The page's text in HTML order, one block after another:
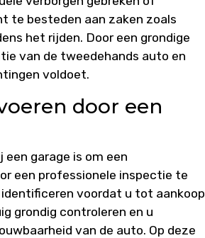
te besteden aan zaken zoals
het rijden. Door een grondige
van de tweedehands auto en
voldoet.
door een
garage is om een
een professionele inspectie te
voordat u tot aankoop
grondig controleren en u
van de auto. Op deze